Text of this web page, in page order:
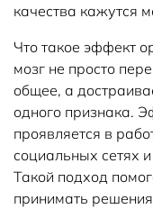
качества кажутся
Что такое эффект
мозг не просто
общее, а
одного признака.
проявляется в
социальных сетях
Такой подход
принимать